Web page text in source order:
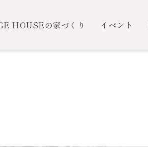
HOUSEの家づくり イベント